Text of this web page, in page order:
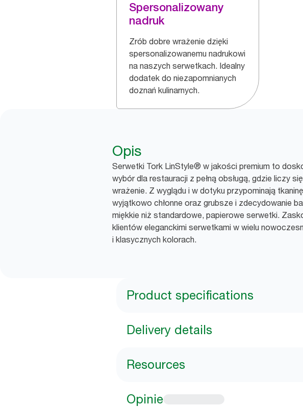
Spersonalizowany
nadruk
Zrób dobre wrażenie dzięki
spersonalizowanemu nadrukowi
na naszych serwetkach. Idealny
dodatek do niezapomnianych
doznań kulinarnych.
Opis
Serwetki Tork LinStyle® w jakości premium to
wybór dla restauracji z pełną obsługą, gdzie liczy
wrażenie. Z wyglądu i w dotyku przypominają
wyjątkowo chłonne oraz grubsze i zdecydowanie
miękkie niż standardowe, papierowe serwetki.
klientów eleganckimi serwetkami w wielu
i klasycznych kolorach.
Product specifications
Delivery details
Resources
Opinie